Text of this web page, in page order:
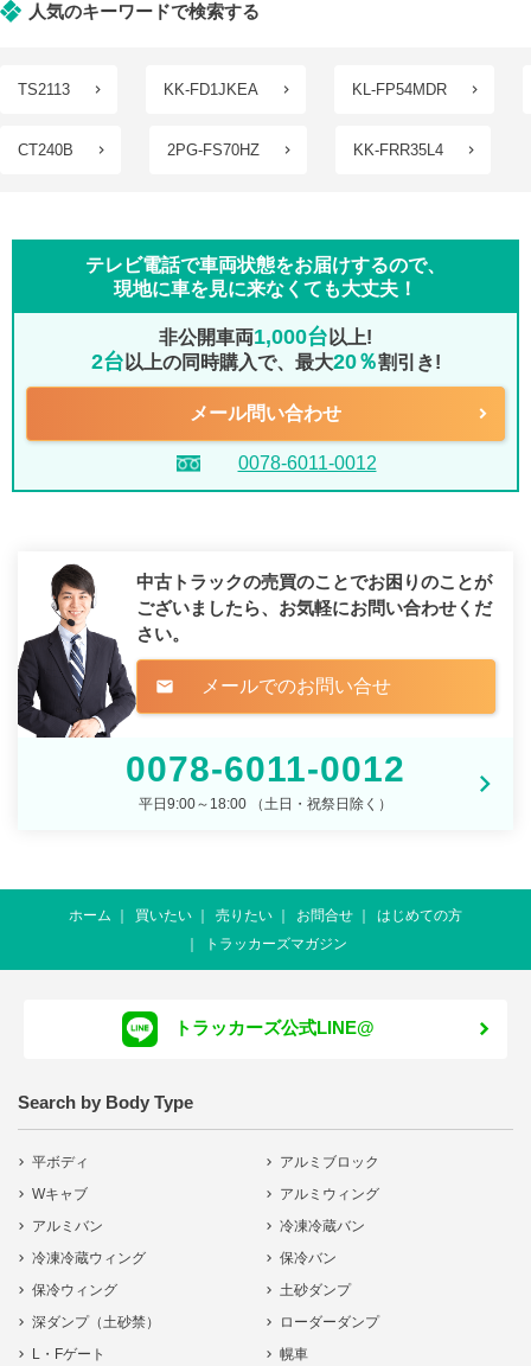
人気のキーワードで検索する
TS2113 KK-FD1JKEA KL-FP54MDR
CT240B 2PG-FS70HZ KK-FRR35L4
テレビ電話で車両状態をお届けするので、
現地に車を見に来なくても大丈夫！
非公開車両1,000台 以上!
2台 以上の同時購入で、最大20％割引き!
メール問い合わせ
0078-6011-0012
中古トラックの売買のことでお困りのことが
ございましたら、 お気軽にお問い合わせくだ
さい。
mail メールでのお問い合せ
0078-6011-0012
平日9:00～18:00 （土日・祝祭日除く）
ホーム 買いたい 売りたい お問合せ
はじめての方
トラッカーズマガジン
トラッカーズ公式LINE@
Search by Body Type
平ボディ
アルミブロック
Wキャブ
アルミウィング
アルミバン
冷凍冷蔵バン
冷凍冷蔵ウィング
保冷バン
保冷ウィング
土砂ダンプ
深ダンプ（土砂禁）
ローダーダンプ
L・Fゲート
幌車